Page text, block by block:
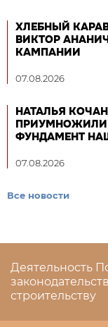
ХЛЕБНЫЙ
ВИКТОР
КАМПАНИИ
07.08.2026
НАТАЛЬЯ
ПРИУМНОЖИЛИ
ФУНДАМЕНТ
07.08.2026
Все новости
Деятельность
строительству